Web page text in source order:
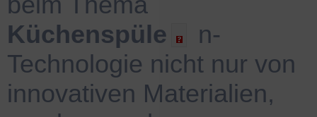
Küchenspüle
n-
Technologie nicht nur von
innovativen Materialien,